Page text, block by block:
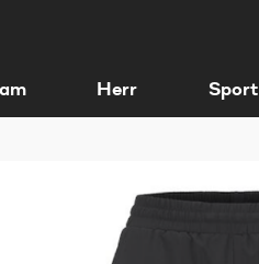
Herr Sport